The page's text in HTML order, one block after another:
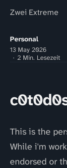
Zwei Extreme
Personal
13 May 2026
2 Min. Lesezeit
This is the
While i'm
endorsed or